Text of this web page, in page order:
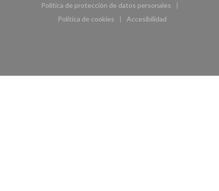
Política de protección de datos personales
((abre en una nueva ventana))
Política de cookies
((abre en una nueva ventana))
Accesibilidad